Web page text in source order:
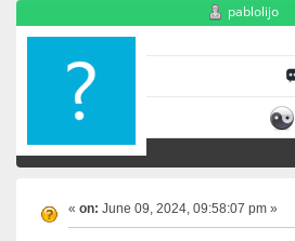
pablolijo
« on: June 09, 2024, 09:58:07 pm »